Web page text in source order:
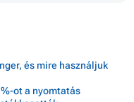
és mire használjuk
ot a nyomtatás